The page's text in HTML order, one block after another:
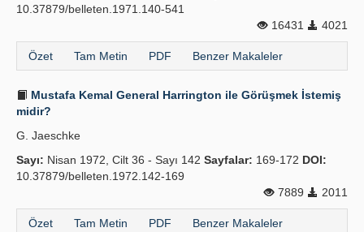
10.37879/belleten.1971.140-541
16431
4021
Özet Tam Metin PDF Benzer Makaleler
Mustafa Kemal General Harrington ile Görüşmek İstemiş
midir?
G. Jaeschke
Sayı: Nisan 1972, Cilt 36 - Sayı 142 Sayfalar: 169-172 DOI:
10.37879/belleten.1972.142-169
7889
2011
Özet Tam Metin PDF Benzer Makaleler